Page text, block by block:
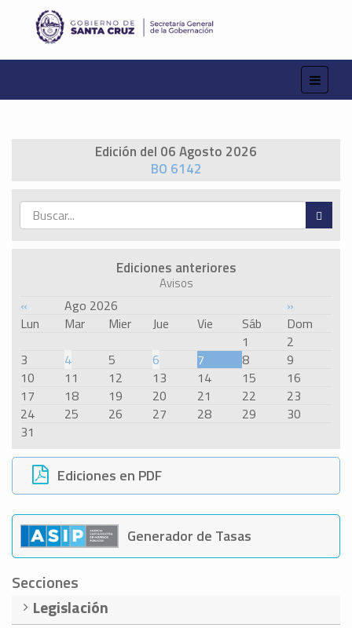
Edición del 06 Agosto 2026
BO 6142
Ediciones anteriores
Avisos
« Ago 2026
»
Lun
Mar Mier Jue Vie Sáb
Dom
1
2
3
4 5 6 7 8
9
10
11 12 13 14 15
16
17
18 19 20 21 22
23
24
25 26 27 28 29
30
31
Ediciones en PDF
Generador de Tasas
Secciones
Legislación